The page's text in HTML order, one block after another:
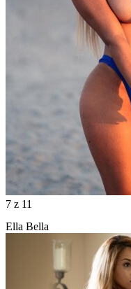
7 z 11
Ella Bella